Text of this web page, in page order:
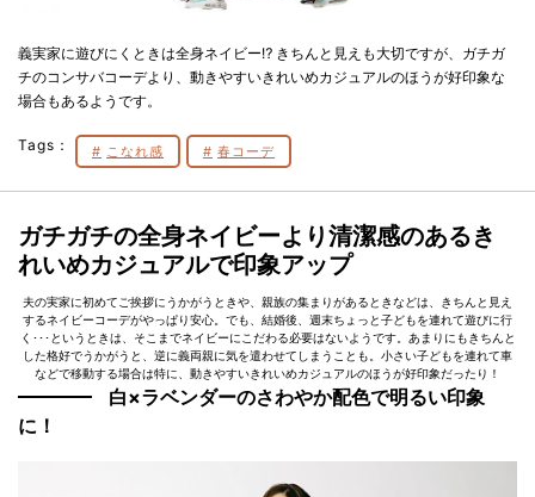
義実家に遊びにくときは全身ネイビー⁉ きちんと見えも大切ですが、ガチガ
チのコンサバコーデより、動きやすいきれいめカジュアルのほうが好印象な
場合もあるようです。
Tags： こなれ感 春コーデ
ガチガチの全身ネイビーより清潔感のあるき
れいめカジュアルで印象アップ
夫の実家に初めてご挨拶にうかがうときや、親族の集まりがあるときなどは、きちんと見え
するネイビーコーデがやっぱり安心。でも、結婚後、週末ちょっと子どもを連れて遊びに行
く･･･というときは、そこまでネイビーにこだわる必要はないようです。あまりにもきちんと
した格好でうかがうと、逆に義両親に気を遣わせてしまうことも。小さい子どもを連れて車
などで移動する場合は特に、動きやすいきれいめカジュアルのほうが好印象だったり！
白×ラベンダーのさわやか配色で明るい印象
に！